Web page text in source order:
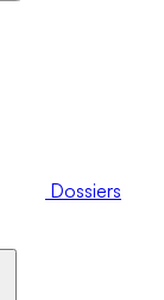
Dossiers